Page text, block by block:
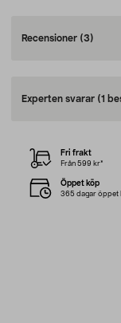
Recensioner (3)
Experten svarar (1
Fri frakt
Från 599 kr*
Öppet köp
365 dagar öppet